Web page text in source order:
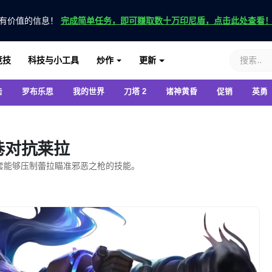
价值的信息！ 完成简单任务，即可赚取数十万印尼盾，点击此处查看！
技 科技与小工具 炒作 更新
罗布乐思 我的世界 刀塔 2 诸神黄昏 促销 英勇
对抗莱拉
够压制蕾拉瞄准邪恶之枪的技能。